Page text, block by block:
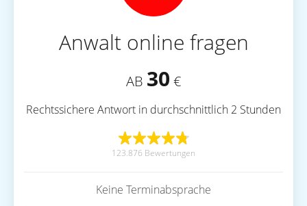
Anwalt online fragen
AB 30 €
Rechtssichere Antwort in durchschnittlich 2 Stunden
123.876 Bewertungen
Keine Terminabsprache